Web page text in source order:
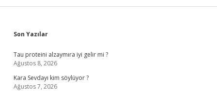
Sidebar
Son Yazılar
Tau proteini alzaymıra iyi gelir mi ?
Ağustos 8, 2026
Kara Sevdayı kim söylüyor ?
Ağustos 7, 2026